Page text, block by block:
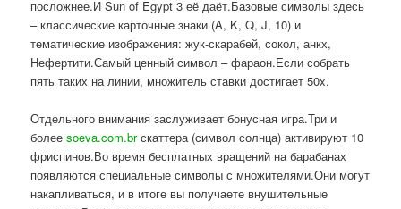
посложнее.И Sun of Egypt 3 её даёт.Базовые символы здесь
– классические карточные знаки (A, K, Q, J, 10) и
тематические изображения: жук-скарабей, сокол, анкх,
Нефертити.Самый ценный символ – фараон.Если собрать
пять таких на линии, множитель ставки достигает 50x.
Отдельного внимания заслуживает бонусная игра.Три и
болееsoeva.com.brскаттера (символ солнца) активируют 10
фриспинов.Во время бесплатных вращений на барабанах
появляются специальные символы с множителями.Они могут
накапливаться, и в итоге вы получаете внушительные